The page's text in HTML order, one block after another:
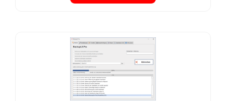
weist
mehrere
Varianten
auf.
Die